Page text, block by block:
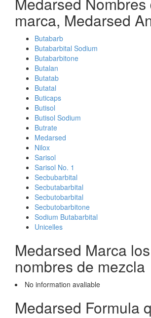
marca, Medarsed
Butabarb
Butabarbital Sodium
Butabarbitone
Butalan
Butatab
Butatal
Buticaps
Butisol
Butisol Sodium
Butrate
Medarsed
Nilox
Sarisol
Sarisol No. 1
Secbubarbital
Secbutabarbital
Secbutobarbital
Secbutobarbitone
Sodium Butabarbital
Unicelles
Medarsed Marca los
nombres de mezcla
No information avaliable
Medarsed Formula